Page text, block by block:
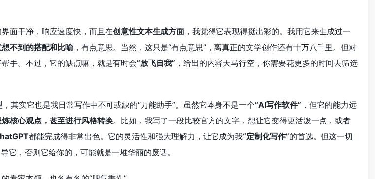
面干净，响应速度快，而且在创意性文本生成方面 ，我觉得它表现得挺出彩的。我用它来生成过一
想不到的搭配和比喻，有点意思。当然，这只是“有点意思”，离真正的文学创作还有十万八千里。但对
手。不过，它的缺点嘛，就是有时会“放飞自我” ，给出的内容天马行空，你需要花更多的时间去筛选
，其实它也是我日常写作中不可或缺的“万能助手”。虽然它本身不是一个“AI写作软件” ，但它的能力远
核心观点，甚至进行风格转换。比如，我写了一段比较官方的文字，想让它变得更活泼一点，或者
都能完成得非常出色。它的灵活性和强大理解力，让它成为我“定制化写作”的首选。但这一切
它，否则它给你的，可能就是一堆华丽的废话。